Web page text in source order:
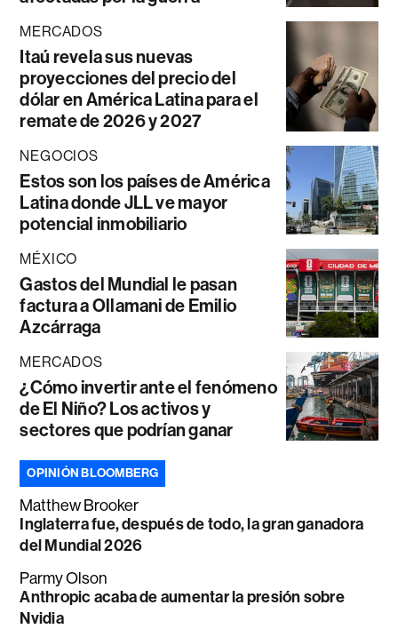
MERCADOS
Itaú revela sus nuevas
proyecciones del precio del
dólar en América Latina para el
remate de 2026 y 2027
NEGOCIOS
Estos son los países de América
Latina donde JLL ve mayor
potencial inmobiliario
MÉXICO
Gastos del Mundial le pasan
factura a Ollamani de Emilio
Azcárraga
MERCADOS
¿Cómo invertir ante el fenómeno
de El Niño? Los activos y
sectores que podrían ganar
OPINIÓN BLOOMBERG
Matthew Brooker
Inglaterra fue, después de todo, la gran ganadora
del Mundial 2026
Parmy Olson
Anthropic acaba de aumentar la presión sobre
Nvidia